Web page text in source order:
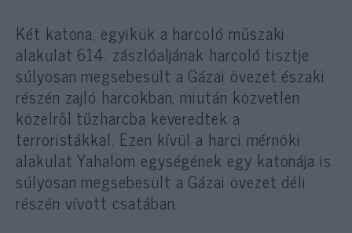
Két katona, egyikük a harcoló műszaki
alakulat 614. zászlóaljának harcoló tisztje
súlyosan megsebesült a Gázai övezet északi
részén zajló harcokban, miután közvetlen
közelről tűzharcba keveredtek a
terroristákkal. Ezen kívül a harci mérnöki
alakulat Yahalom egységének egy katonája is
súlyosan megsebesült a Gázai övezet déli
részén vívott csatában.